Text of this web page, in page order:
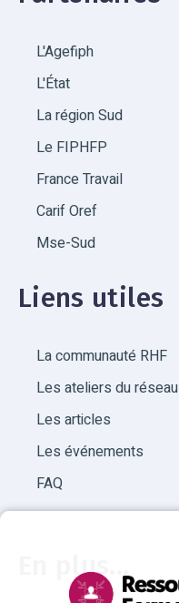
L'Agefiph
L'État
La région Sud
Le FIPHFP
France Travail
Carif Oref
Mse-Sud
Liens utiles
La communauté RHF
Les ateliers du réseau
Les articles
Les événements
FAQ
En plus...